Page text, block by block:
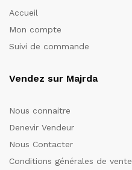
Accueil
Mon compte
Suivi de commande
Vendez sur Majrda
Nous connaitre
Denevir Vendeur
Nous Contacter
Conditions générales de vente